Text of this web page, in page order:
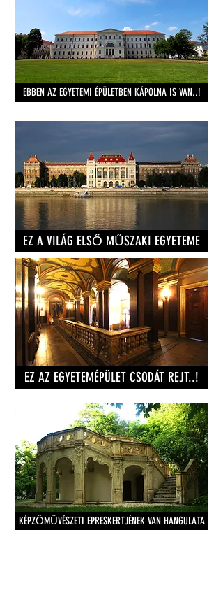
EBBEN AZ EGYETEMI ÉPÜLETBEN KÁPOLNA IS VAN..!
EZ A VILÁG ELSŐ MŰSZAKI EGYETEME
EZ AZ EGYETEMÉPÜLET CSODÁT REJT..!
KÉPZŐMŰVÉSZETI EPRESKERTJÉNEK VAN HANGULATA